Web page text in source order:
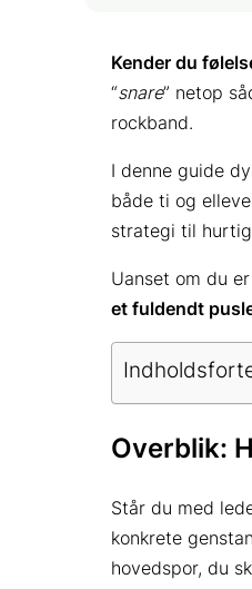
Kender du
“snare” netop
rockband.
I denne guide
både ti og
strategi til
Uanset om du
et fuldendt
Overblik:
Står du med
konkrete
hovedspor, du